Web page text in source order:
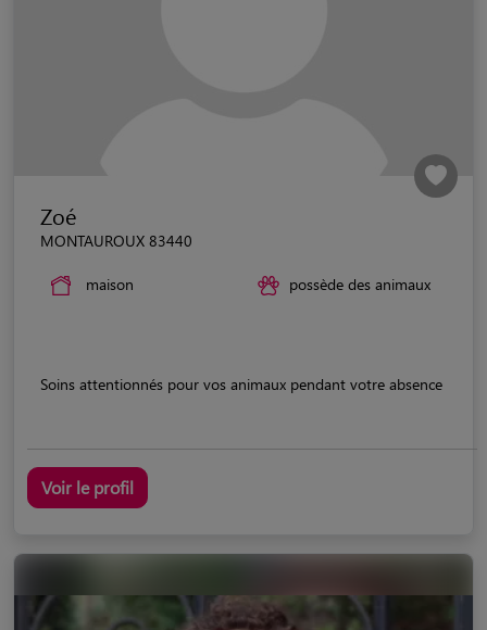
Zoé
MONTAUROUX 83440
maison possède des animaux
Soins attentionnés pour vos animaux pendant votre absence
Voir le profil